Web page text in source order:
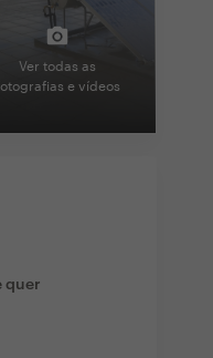
Ver todas as
e vídeos
quer